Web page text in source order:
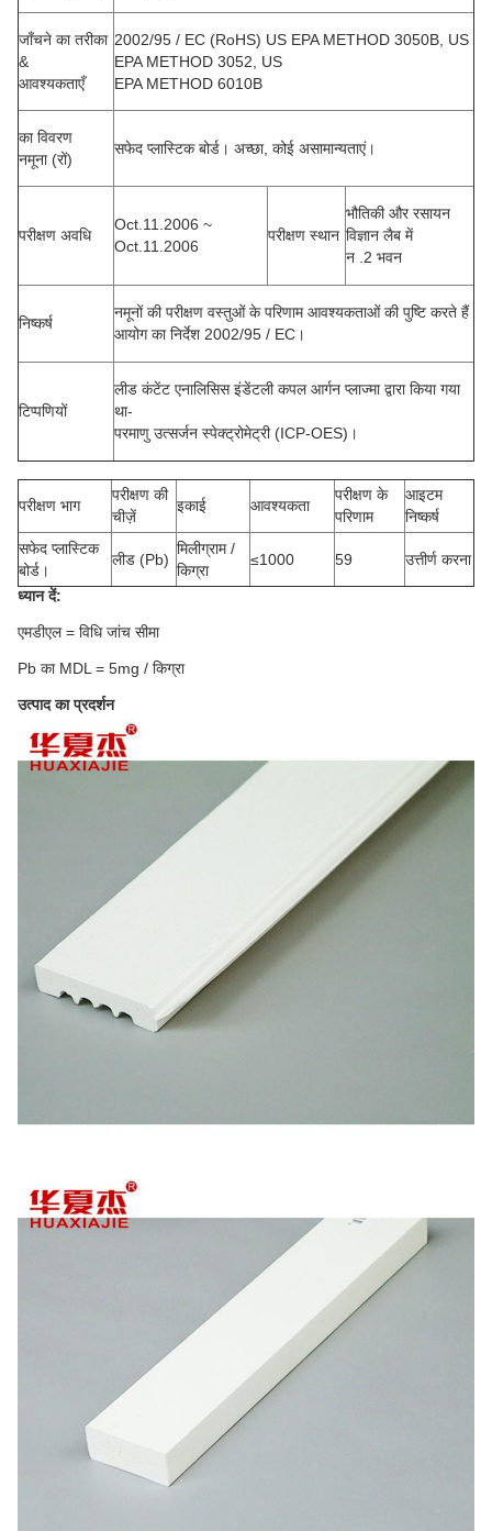
जाँचने का तरीका
&
आवश्यकताएँ
2002/95 / EC (RoHS) US EPA METHOD 3050B, US
EPA METHOD 3052, US
EPA METHOD 6010B
का विवरण
नमूना (रों)
सफेद प्लास्टिक बोर्ड। अच्छा, कोई असामान्यताएं।
परीक्षण अवधि
Oct.11.2006 ~
Oct.11.2006
परीक्षण स्थान
भौतिकी और रसायन
विज्ञान लैब में
न .2 भवन
निष्कर्ष
नमूनों की परीक्षण वस्तुओं के परिणाम आवश्यकताओं की पुष्टि करते हैं
आयोग का निर्देश 2002/95 / EC।
टिप्पणियों
लीड कंटेंट एनालिसिस इंडेंटली कपल आर्गन प्लाज्मा द्वारा किया गया
था-
परमाणु उत्सर्जन स्पेक्ट्रोमेट्री (ICP-OES)।
परीक्षण भाग
परीक्षण की
चीज़ें
इकाई आवश्यकता
परीक्षण के
परिणाम
आइटम
निष्कर्ष
सफेद प्लास्टिक
बोर्ड।
लीड (Pb)
मिलीग्राम /
किग्रा
≤1000 59 उत्तीर्ण करना
ध्यान दें:
एमडीएल = विधि जांच सीमा
Pb का MDL = 5mg / किग्रा
उत्पाद का प्रदर्शन